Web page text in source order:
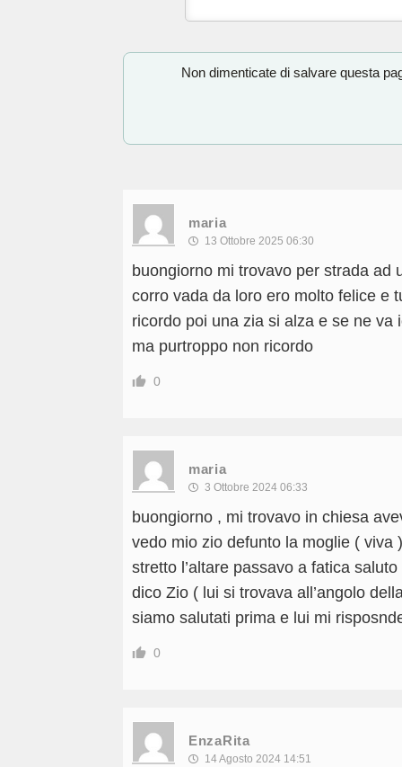
Non dimenticate di salvare questa
maria
13 Ottobre 2025 06:30
buongiorno mi trovavo per strada ad
corro vada da loro ero molto felice e
ricordo poi una zia si alza e se ne
ma purtroppo non ricordo
0
maria
3 Ottobre 2024 06:33
buongiorno , mi trovavo in chiesa
vedo mio zio defunto la moglie (
stretto l’altare passavo a fatica
dico Zio ( lui si trovava all’angolo
siamo salutati prima e lui mi
0
EnzaRita
14 Agosto 2024 14:51